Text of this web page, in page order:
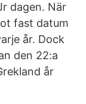
dagen. När
fast datum
år. Dock
den 22:a
år